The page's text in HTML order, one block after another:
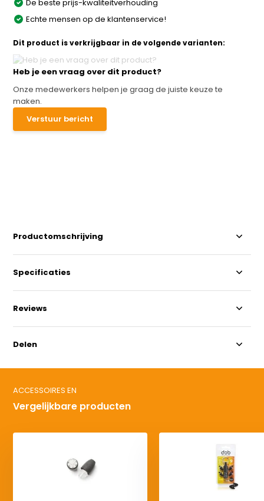
De beste prijs-kwaliteitverhouding
Echte mensen op de klantenservice!
Dit product is verkrijgbaar in de volgende varianten:
Heb je een vraag over dit product?
Onze medewerkers helpen je graag de juiste keuze te
maken.
Verstuur bericht
Productomschrijving
Specificaties
Reviews
Delen
ACCESSOIRES EN
Vergelijkbare producten